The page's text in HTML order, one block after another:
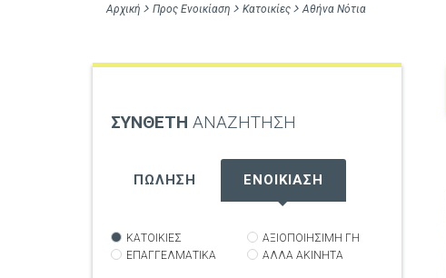
Αρχική Προς Ενοικίαση Κατοικίες Αθήνα Νότια
ΣΥΝΘΕΤΗ ΑΝΑΖΗΤΗΣΗ
ΠΩΛΗΣΗ ΕΝΟΙΚΙΑΣΗ
ΚΑΤΟΙΚΙΕΣ
ΕΠΑΓΓΕΛΜΑΤΙΚΑ
ΑΞΙΟΠΟΙΗΣΙΜΗ ΓΗ
ΑΛΛΑ ΑΚΙΝΗΤΑ